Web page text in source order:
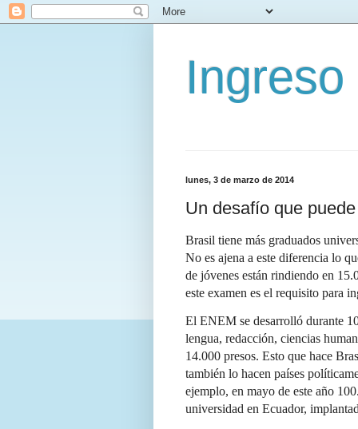
lunes, 3 de marzo de 2014
Un desafío que
Brasil tiene más graduados
No es ajena a este diferencia lo
de jóvenes están rindiendo en
este examen es el requisito para
El ENEM se desarrolló durante
lengua, redacción, ciencias
14.000 presos. Esto que hace
también lo hacen países
ejemplo, en mayo de este año
universidad en Ecuador,